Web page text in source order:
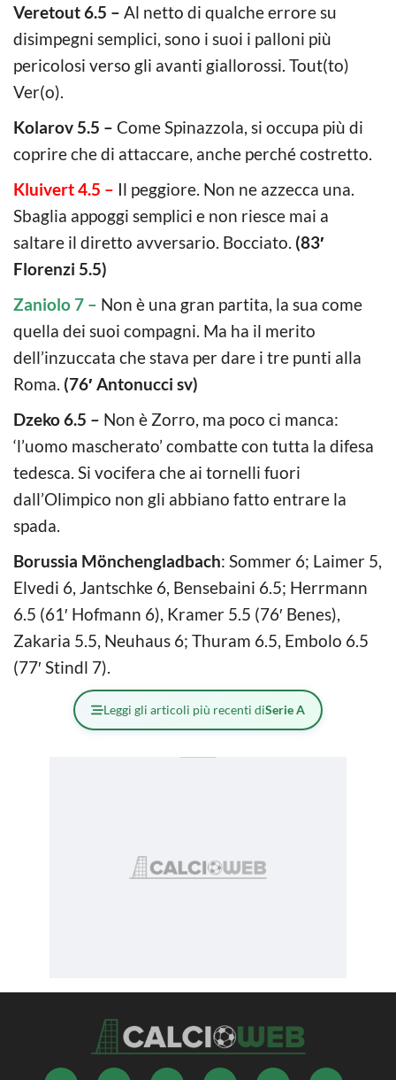
Veretout 6.5 – Al netto di qualche errore su
disimpegni semplici, sono i suoi i palloni più
pericolosi verso gli avanti giallorossi. Tout(to)
Ver(o).
Kolarov 5.5 – Come Spinazzola, si occupa più di
coprire che di attaccare, anche perché costretto.
Kluivert 4.5 – Il peggiore. Non ne azzecca una.
Sbaglia appoggi semplici e non riesce mai a
saltare il diretto avversario. Bocciato. (83′
Florenzi 5.5)
Zaniolo 7 – Non è una gran partita, la sua come
quella dei suoi compagni. Ma ha il merito
dell’inzuccata che stava per dare i tre punti alla
Roma. (76′ Antonucci sv)
Dzeko 6.5 – Non è Zorro, ma poco ci manca:
‘l’uomo mascherato’ combatte con tutta la difesa
tedesca. Si vocifera che ai tornelli fuori
dall’Olimpico non gli abbiano fatto entrare la
spada.
Borussia Mönchengladbach: Sommer 6; Laimer 5,
Elvedi 6, Jantschke 6, Bensebaini 6.5; Herrmann
6.5 (61′ Hofmann 6), Kramer 5.5 (76′ Benes),
Zakaria 5.5, Neuhaus 6; Thuram 6.5, Embolo 6.5
(77′ Stindl 7).
Leggi gli articoli più recenti diSerie A